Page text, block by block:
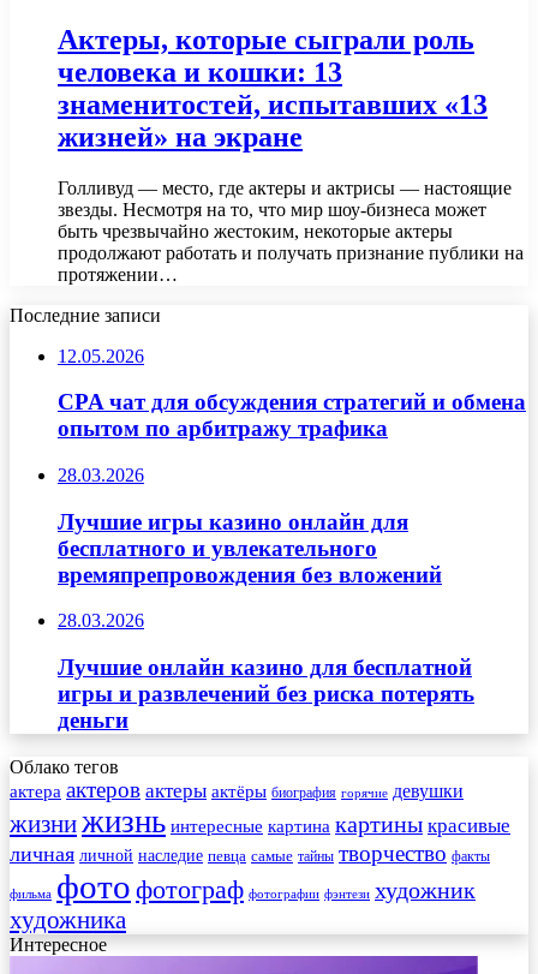
Актеры, которые сыграли роль
человека и кошки: 13
знаменитостей, испытавших «13
жизней» на экране
Голливуд — место, где актеры и актрисы — настоящие
звезды. Несмотря на то, что мир шоу-бизнеса может
быть чрезвычайно жестоким, некоторые актеры
продолжают работать и получать признание публики на
протяжении…
Последние записи
12.05.2026
CPA чат для обсуждения стратегий и обмена
опытом по арбитражу трафика
28.03.2026
Лучшие игры казино онлайн для
бесплатного и увлекательного
времяпрепровождения без вложений
28.03.2026
Лучшие онлайн казино для бесплатной
игры и развлечений без риска потерять
деньги
Облако тегов
актера актеров актеры актёры биография горячие девушки
жизнижизнь интересные картина картины красивые
личная личной наследие певца самые тайны творчество факты
фильма фото фотограф фотографии фэнтези художник
художника
Интересное